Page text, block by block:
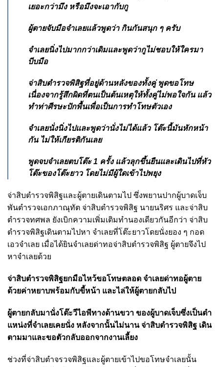
เยอะกว่ามึง หรือมึงจะเอากับกู
ผู้ตายจับมือจําเลยแล้วพูดว่า กินกันสนุก ๆ ครับ
จําเลยนิ่งไปมากกว่าเดิมและพูดว่ากูไม่ชอบให้ใครมา
บีบมือ
จ่าสิบตํารวจพิสิฐที่อยู่ด้านหลังของทั้งคู่ พูดขอโทษ
เนื่องจากรู้สึกผิดที่ตนเป็นต้นเหตุให้ทั้งคู่ไม่พอใจกัน แล้ว
ทำท่าศีรษะปักพื้นเพื่อเป็นการทําโทษตัวเอง
จําเลยนั่งนิ่งไปและพูดว่านั่งไม่ได้แล้ว โต๊ะนี้มันหักหน้า
กัน ไม่ให้เกียรติกันเลย
พูดจบจําเลยตบโต๊ะ 1 ครั้ง แล้วลุกขึ้นยืนและเดินไปที่หัว
โต๊ะของโต๊ะยาว โดยไม่มีผู้ใดเข้าไปพยุง
จ่าสิบตํารวจพิสิฐและผู้ตายเดินตามไป ซึ่งพยานปากผู้บาดเจ็บ
พันตํารวจเอกภาณุทัต จ่าสิบตํารวจพิสิฐ นายนริศร และจ่าสิบ
ตํารวจทศพล ยังเบิกความเพิ่มเติมทํานองเดียวกันอีกว่า จ่าสิบ
ตํารวจพิสิฐเดินตามไปหา จําเลยที่โต๊ะยาวโดยนั่งยอง ๆ กอด
เอวจําเลย เมื่อได้ยินจําเลยด่าทอจ่าสิบตํารวจพิสิฐ ผู้ตายจึงไป
หาจําเลยด้วย
จ่าสิบตํารวจพิสิฐยกมือไหว้ขอโทษตลอด จําเลยด่าทอผู้ตาย
ด้วยค่าหยาบพร้อมกับขี้หน้า และไล่ให้ผู้ตายกลับไป
ผู้ตายกลับมานั่งโต๊ะวีไอพีทางด้านขวา ของผู้บาดเจ็บซึ่งเป็นตํา
แหน่งที่จําเลยเคยนั่ง หลังจากนั้นไม่นาน จ่าสิบตํารวจพิสิฐ เดิน
ตามมาและขอตัวกลับออกจากงานเลี้ยง
ช่วงที่จ่าสิบตําจรวจพิสิฐและผู้ตายเข้าไปขอโทษจําเลยนั้น